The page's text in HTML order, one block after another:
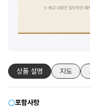
상품 설명 지도
포함사항